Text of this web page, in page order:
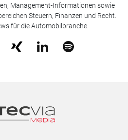
Management-Informationen sowie
Steuern, Finanzen und Recht.
für die Automobilbranche.